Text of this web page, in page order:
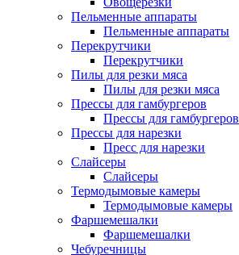
Пельменные аппараты
Пельменные аппараты
Перекрутчики
Перекрутчики
Пилы для резки мяса
Пилы для резки мяса
Прессы для гамбургеров
Прессы для гамбургеров
Прессы для нарезки
Пресс для нарезки
Слайсеры
Слайсеры
Термодымовые камеры
Термодымовые камеры
Фаршемешалки
Фаршемешалки
Чебуречницы